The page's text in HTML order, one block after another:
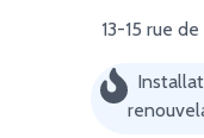
13-15 rue